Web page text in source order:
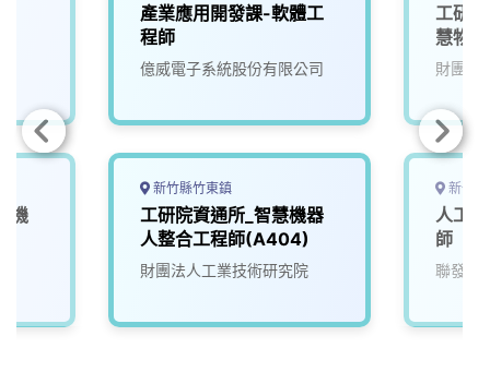
機
產業應用開發課-軟體工
程師
億威電子系統股份有限公司
新竹縣竹東鎮
工研院資通所_智慧機器
人整合工程師(A404)
財團法人工業技術研究院
工研
慧物
財團法
新竹
人工
師
聯發科